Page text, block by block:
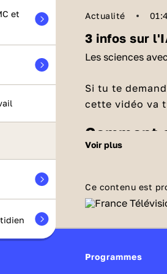
et
Actualité
3 infos sur
Les sciences
Si tu te
cette vidéo va
Toutes les
milliards de
alimentées
de données
des études
Des processeurs ultra puissants derrière
chaque IA
sont ceux de
voir plus
Ce contenu est
Programmes